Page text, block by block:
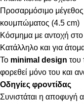
Προσαρμόσιμο
κουμπώματος (4.5 cm)
Κόσμημα με αντοχή στο
Κατάλληλο και για
Το minimal design του
φορεθεί μόνο του και
Οδηγίες φροντίδας
Συνιστάται η αποφυγή